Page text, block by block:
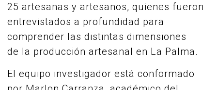
25 artesanas y artesanos, quienes fueron
entrevistados a profundidad para
comprender las distintas dimensiones
de la producción artesanal en La Palma.
El equipo investigador está conformado